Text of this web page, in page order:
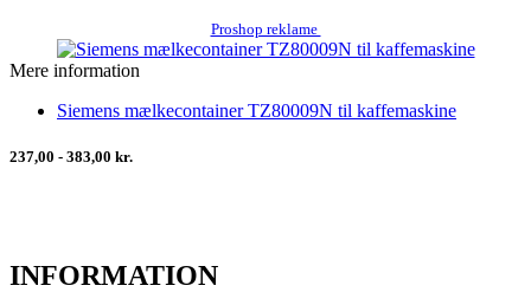
Proshop reklame
Mere information
Siemens mælkecontainer TZ80009N til kaffemaskine
237,00 - 383,00 kr.
INFORMATION